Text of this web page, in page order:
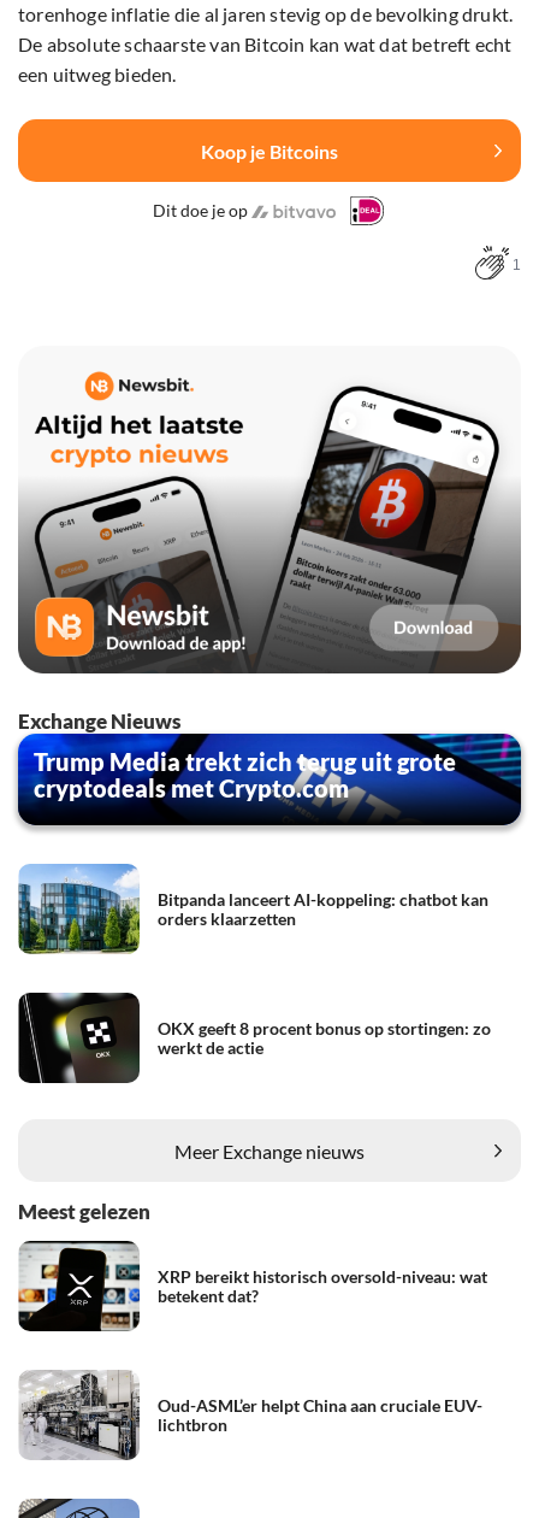
torenhoge inflatie die al jaren stevig op de bevolking drukt.
De absolute schaarste van Bitcoin kan wat dat betreft echt
een uitweg bieden.
Koop je Bitcoins
Dit doe je op
1
Exchange Nieuws
Trump Media trekt zich terug uit grote
cryptodeals met Crypto.com
Bitpanda lanceert AI-koppeling: chatbot kan
orders klaarzetten
OKX geeft 8 procent bonus op stortingen: zo
werkt de actie
Meer Exchange nieuws
Meest gelezen
XRP bereikt historisch oversold-niveau: wat
betekent dat?
Oud-ASML’er helpt China aan cruciale EUV-
lichtbron